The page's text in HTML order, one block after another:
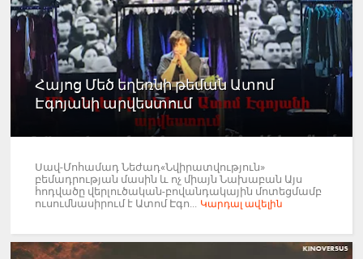
Հայոց Մեծ եղեռնի թեման Ատոմ
Էգոյանի արվեստում
Սավ-Մոհամադ Նեժադ«Նվիրատվություն»
բեմադրության մասին և ոչ միայն Նախաբան Այս
հոդվածը վերլուծական-բովանդակային մոտեցմամբ
ուսումնասիրում է Ատոմ Էգո... Կարդալ ավելին